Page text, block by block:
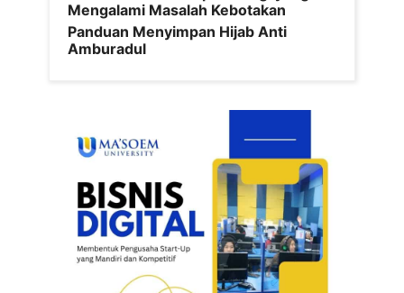
Mengalami Masalah Kebotakan
Panduan Menyimpan Hijab Anti
Amburadul